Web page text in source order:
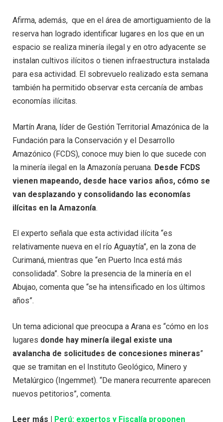
Afirma, además, que en el área de amortiguamiento de la
reserva han logrado identificar lugares en los que en un
espacio se realiza minería ilegal y en otro adyacente se
instalan cultivos ilícitos o tienen infraestructura instalada
para esa actividad. El sobrevuelo realizado esta semana
también ha permitido observar esta cercanía de ambas
economías ilícitas.
Martín Arana, líder de Gestión Territorial Amazónica de la
Fundación para la Conservación y el Desarrollo
Amazónico (FCDS), conoce muy bien lo que sucede con
la minería ilegal en la Amazonía peruana. Desde FCDS
vienen mapeando, desde hace varios años, cómo se
van desplazando y consolidando las economías
ilícitas en la Amazonía.
El experto señala que esta actividad ilícita “es
relativamente nueva en el río Aguaytía”, en la zona de
Curimaná, mientras que “en Puerto Inca está más
consolidada”. Sobre la presencia de la minería en el
Abujao, comenta que “se ha intensificado en los últimos
años”.
Un tema adicional que preocupa a Arana es “cómo en los
lugares donde hay minería ilegal existe una
avalancha de solicitudes de concesiones mineras”
que se tramitan en el Instituto Geológico, Minero y
Metalúrgico (Ingemmet). “De manera recurrente aparecen
nuevos petitorios”, comenta.
Leer más | Perú: expertos y Fiscalía proponen